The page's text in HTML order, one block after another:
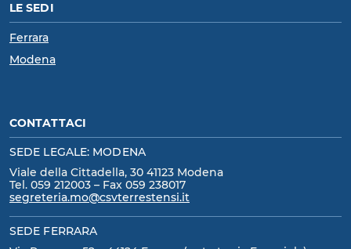
LE SEDI
Ferrara
Modena
CONTATTACI
SEDE LEGALE: MODENA
Viale della Cittadella, 30 41123 Modena
Tel. 059 212003 – Fax 059 238017
segreteria.mo@csvterrestensi.it
SEDE FERRARA